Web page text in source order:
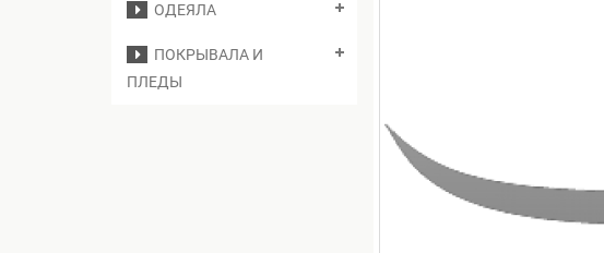
ОДЕЯЛА
ПОКРЫВАЛА И
ПЛЕДЫ